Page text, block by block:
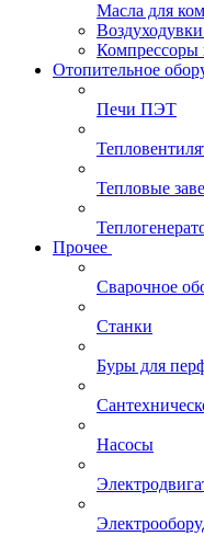
Масла для
Отопительное
Печи ПЭТ
Тепловые
Прочее
Сварочное
Станки
Буры для
Насосы